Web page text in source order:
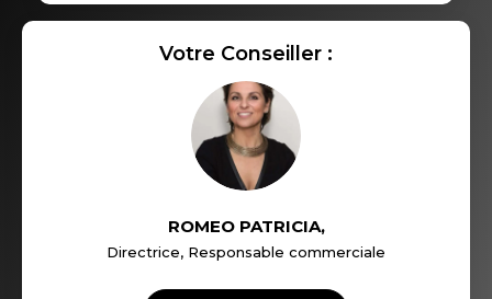
RESTAURANTS ET CAFÉS COMMERCES
Votre Conseiller :
ROMEO PATRICIA,
Directrice, Responsable commerciale